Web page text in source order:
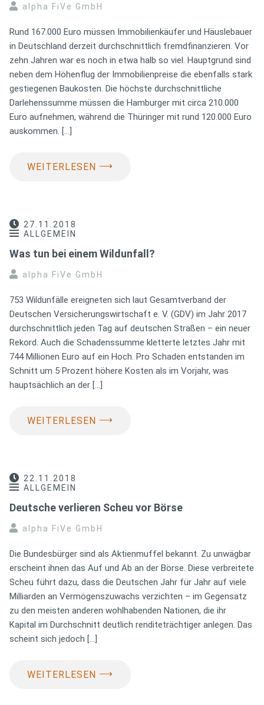
alpha FiVe GmbH
Rund 167.000 Euro müssen Immobilienkäufer und Häuslebauer
in Deutschland derzeit durchschnittlich fremdfinanzieren. Vor
zehn Jahren war es noch in etwa halb so viel. Hauptgrund sind
neben dem Höhenflug der Immobilienpreise die ebenfalls stark
gestiegenen Baukosten. Die höchste durchschnittliche
Darlehenssumme müssen die Hamburger mit circa 210.000
Euro aufnehmen, während die Thüringer mit rund 120.000 Euro
auskommen. […]
WEITERLESEN ⟶
27.11.2018
ALLGEMEIN
Was tun bei einem Wildunfall?
alpha FiVe GmbH
753 Wildunfälle ereigneten sich laut Gesamtverband der
Deutschen Versicherungswirtschaft e. V. (GDV) im Jahr 2017
durchschnittlich jeden Tag auf deutschen Straßen – ein neuer
Rekord. Auch die Schadenssumme kletterte letztes Jahr mit
744 Millionen Euro auf ein Hoch. Pro Schaden entstanden im
Schnitt um 5 Prozent höhere Kosten als im Vorjahr, was
hauptsächlich an der […]
WEITERLESEN ⟶
22.11.2018
ALLGEMEIN
Deutsche verlieren Scheu vor Börse
alpha FiVe GmbH
Die Bundesbürger sind als Aktienmuffel bekannt. Zu unwägbar
erscheint ihnen das Auf und Ab an der Börse. Diese verbreitete
Scheu führt dazu, dass die Deutschen Jahr für Jahr auf viele
Milliarden an Vermögenszuwachs verzichten – im Gegensatz
zu den meisten anderen wohlhabenden Nationen, die ihr
Kapital im Durchschnitt deutlich renditeträchtiger anlegen. Das
scheint sich jedoch […]
WEITERLESEN ⟶